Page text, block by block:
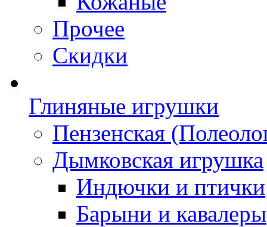
Прочее
Скидки
Глиняные игрушки
Пензенская
Дымковская игрушка
Индючки и птички
Барыни и кавалеры